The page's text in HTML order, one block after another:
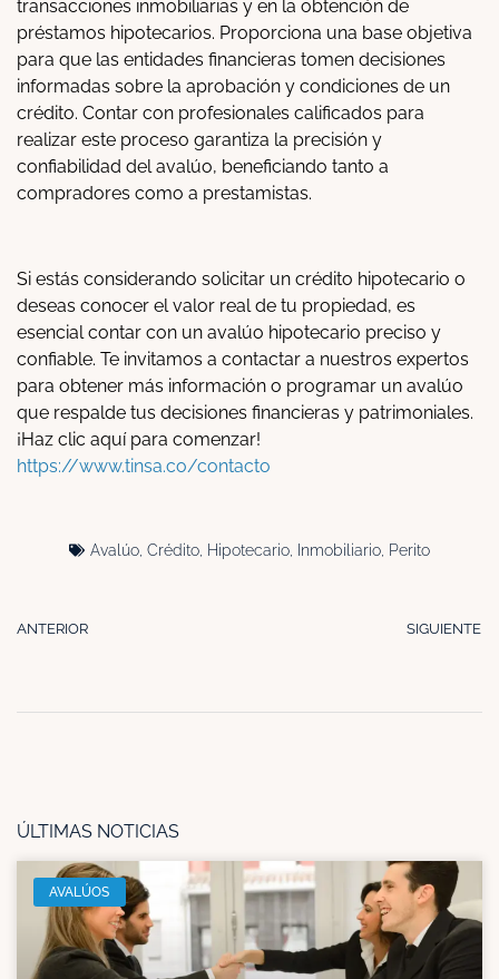
transacciones inmobiliarias y en la obtención de
préstamos hipotecarios. Proporciona una base objetiva
para que las entidades financieras tomen decisiones
informadas sobre la aprobación y condiciones de un
crédito. Contar con profesionales calificados para
realizar este proceso garantiza la precisión y
confiabilidad del avalúo, beneficiando tanto a
compradores como a prestamistas.
Si estás considerando solicitar un crédito hipotecario o
deseas conocer el valor real de tu propiedad, es
esencial contar con un avalúo hipotecario preciso y
confiable. Te invitamos a contactar a nuestros expertos
para obtener más información o programar un avalúo
que respalde tus decisiones financieras y patrimoniales.
¡Haz clic aquí para comenzar!
https://www.tinsa.co/contacto
Avalúo Crédito Hipotecario Inmobiliario Perito
ANTERIOR SIGUIENTE
ÚLTIMAS NOTICIAS
AVALÚOS